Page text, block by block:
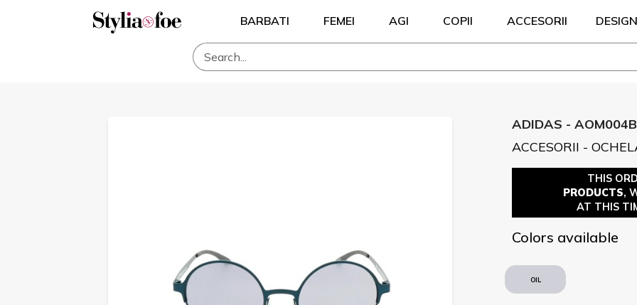
BARBATI FEMEI AGI COPII ACCESORII
ADIDAS -
ACCESORII -
THIS
PRODUCTS,
AT THIS
Colors available
OIL